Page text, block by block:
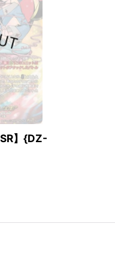
】{DZ-